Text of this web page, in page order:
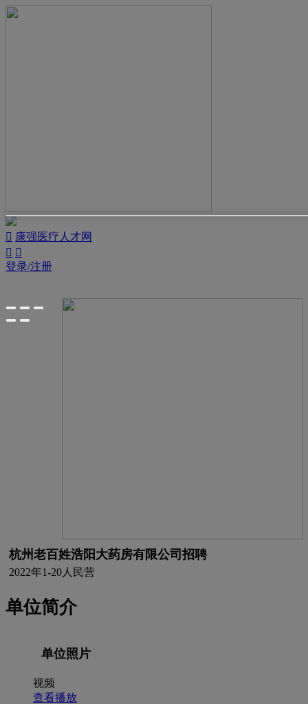
 康强医疗人才网
 
登录/注册
杭州老百姓浩阳大药房有限公司招聘
2022年1-20人 民营
单位简介
单位照片
视频
查看播放